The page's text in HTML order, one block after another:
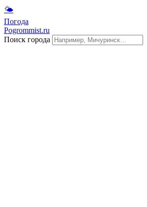
🌤
Погода
Pogrommist.ru
Поиск города